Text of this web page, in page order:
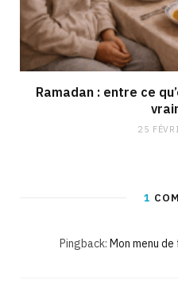
Ramadan : entre ce
25
1
Pingback: Mon menu